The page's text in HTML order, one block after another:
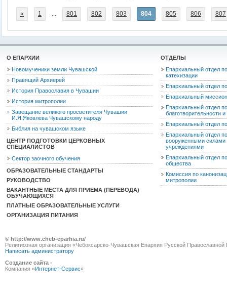
« 1 ... 801 802 803 804 805 806 807
О ЕПАРХИИ
Новомученики земли Чувашской
Правящий Архиерей
История Православия в Чувашии
История митрополии
Завещание великого просветителя Чувашии
И.Я.Яковлева Чувашскому народу
Библия на чувашском языке
ЦЕНТР ПОДГОТОВКИ ЦЕРКОВНЫХ
СПЕЦИАЛИСТОВ
Сектор заочного обучения
ОБРАЗОВАТЕЛЬНЫЕ СТАНДАРТЫ
РУКОВОДСТВО
ВАКАНТНЫЕ МЕСТА ДЛЯ ПРИЕМА (ПЕРЕВОДА)
ОБУЧАЮЩИХСЯ
ПЛАТНЫЕ ОБРАЗОВАТЕЛЬНЫЕ УСЛУГИ
ОРГАНИЗАЦИЯ ПИТАНИЯ
ОТДЕЛЫ
Епархиальный отдел
катехизации
Епархиальный отдел
Епархиальный
Епархиальный отдел
благотворительности
Епархиальный отдел
Епархиальный отдел
вооруженными силами
учреждениями
Епархиальный отдел
общества
Комиссия по
митрополии
© http://www.cheb-eparhia.ru/
Религиозная организация «Чебоксарско-Чувашская Епархия Русской
Написать администратору
Создание сайта -
Компания «Интернет-Сервис»